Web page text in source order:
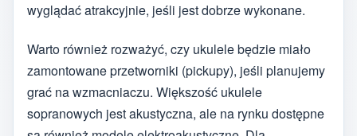
wyglądać atrakcyjnie, jeśli jest dobrze wykonane.
Warto również rozważyć, czy ukulele będzie miało
zamontowane przetworniki (pickupy), jeśli planujemy
grać na wzmacniaczu. Większość ukulele
sopranowych jest akustyczna, ale na rynku dostępne